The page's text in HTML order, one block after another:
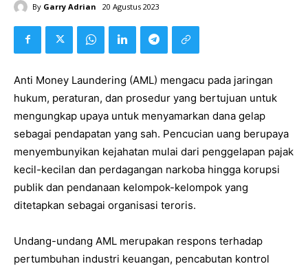
By Garry Adrian 20 Agustus 2023
Anti Money Laundering (AML) mengacu pada jaringan
hukum, peraturan, dan prosedur yang bertujuan untuk
mengungkap upaya untuk menyamarkan dana gelap
sebagai pendapatan yang sah. Pencucian uang berupaya
menyembunyikan kejahatan mulai dari penggelapan pajak
kecil-kecilan dan perdagangan narkoba hingga korupsi
publik dan pendanaan kelompok-kelompok yang
ditetapkan sebagai organisasi teroris.
Undang-undang AML merupakan respons terhadap
pertumbuhan industri keuangan, pencabutan kontrol